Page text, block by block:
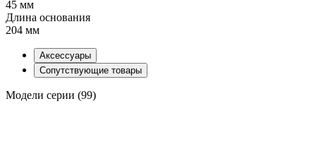
45 мм
Длина основания
204 мм
Аксессуары
Сопутствующие товары
Модели серии (99)